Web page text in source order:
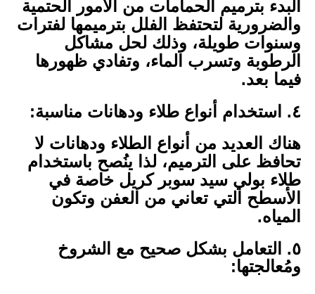
البدء بترميم الحمامات من الأمور الحتمية
والضرورية لتحتفظ الفلل بترميمها لفترات
وسنوات طويلة، وذلك لحل مشاكل
الرطوبة وتسرب الماء، وتفادي ظهورها
فيما بعد.
٤. استخدام أنواع طلاء ودهانات مناسبة:
هناك العديد من أنواع الطلاء ودهانات لا
تحافظ على الترميم، لذا ينُصح باستخدام
طلاء بولي سيد سوبر كريل خاصة في
الأسطح التي تعاني من العفن وتكون
المياه.
٥. التعامل بشكل صحيح مع الشروخ
ومُعالجتها: